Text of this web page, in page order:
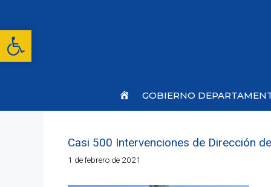
Abrir barra de herramientas
contenido
Inicio
GOBIERNO
Casi 500 Intervenciones de Dirección
1 de febrero de 2021